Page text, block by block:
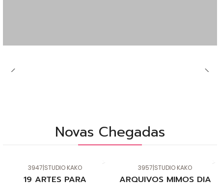
Novas Chegadas
3947|STUDIO KAKO
19 ARTES PARA
3957|STUDIO KAKO
ARQUIVOS MIMOS DIA